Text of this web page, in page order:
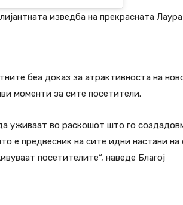
изведба на прекрасната
беа доказ за атрактивноста на
моменти за сите посетители.
уживаат во раскошот што го
е предвесник на сите идни настани на
посетителите“, наведе Благој